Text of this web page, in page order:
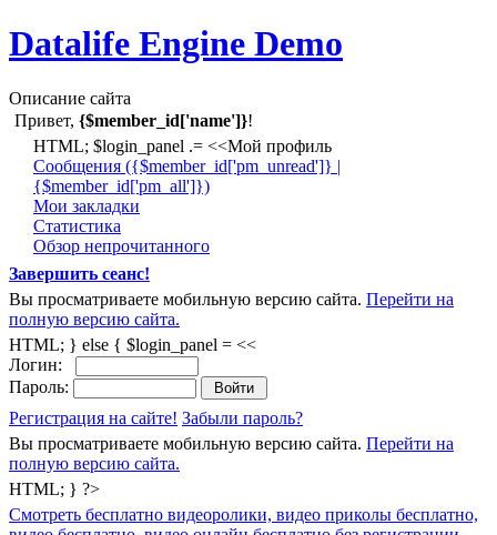
Datalife Engine Demo
Описание сайта
Привет, {$member_id['name']}!
HTML; $login_panel .= <<Мой профиль
Cообщения ({$member_id['pm_unread']} |
{$member_id['pm_all']})
Мои закладки
Статистика
Обзор непрочитанного
Завершить сеанс!
Вы просматриваете мобильную версию сайта. Перейти на
полную версию сайта.
HTML; } else { $login_panel = <<
Логин:
Пароль:
Регистрация на сайте! Забыли пароль?
Вы просматриваете мобильную версию сайта. Перейти на
полную версию сайта.
HTML; } ?>
Смотреть бесплатно видеоролики, видео приколы бесплатно,